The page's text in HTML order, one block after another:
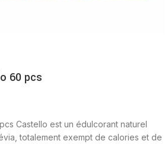
60 pcs
Castello est un édulcorant naturel
totalement exempt de calories et de